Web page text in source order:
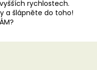
rychlostech.
a šlápněte do toho!